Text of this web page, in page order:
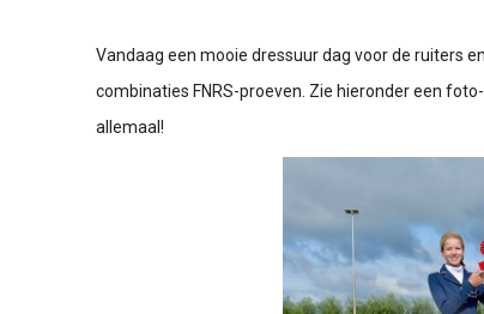
Vandaag een mooie dressuur dag voor de ruiters
combinaties FNRS-proeven. Zie hieronder een
allemaal!